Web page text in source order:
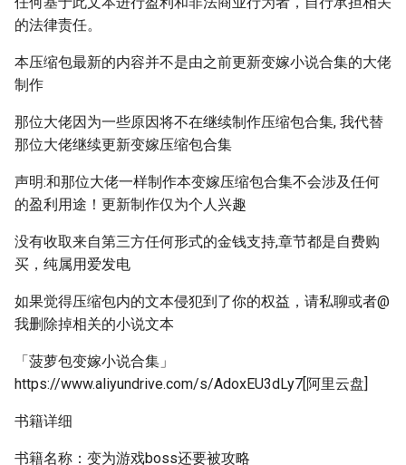
的法律责任。
本压缩包最新的内容并不是由之前更新变嫁小说合集的大佬
制作
那位大佬因为一些原因将不在继续制作压缩包合集, 我代替
那位大佬继续更新变嫁压缩包合集
声明:和那位大佬一样制作本变嫁压缩包合集不会涉及任何
的盈利用途！更新制作仅为个人兴趣
没有收取来自第三方任何形式的金钱支持,章节都是自费购
买，纯属用爱发电
如果觉得压缩包内的文本侵犯到了你的权益，请私聊或者@
我删除掉相关的小说文本
「菠萝包变嫁小说合集」
https://www.aliyundrive.com/s/AdoxEU3dLy7[阿里云盘]
书籍详细
书籍名称：变为游戏boss还要被攻略